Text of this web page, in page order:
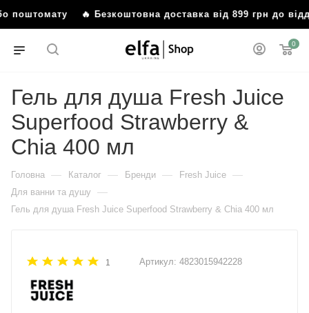
поштомату 🔥 Безкоштовна доставка від 899 грн до
0
Гель для душа Fresh Juice
Superfood Strawberry &
Chia 400 мл
Головна — Каталог — Бренди — Fresh Juice —
Для ванни та душу —
Гель для душа Fresh Juice Superfood Strawberry & Chia 400 мл
1 Артикул: 4823015942228